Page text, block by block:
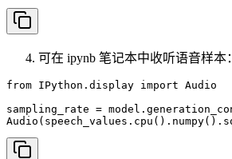
可在 ipynb 笔记本中收听语音样本：
from IPython.display import Audio
sampling_rate =